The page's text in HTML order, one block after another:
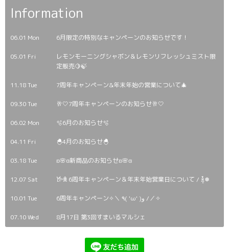
11.18 Tue 7周年キャンペーン&年末年始の営業について🎄
🐣4月のお知らせ🐣
03.18 Tue ʚ🌸ɞ新商品のお知らせʚ🌸ɞ
12.07 Sat 𐂂𖠰 6周年キャンペーン＆年末年始営業日について / ꊛ໋̝❅
10.01 Tue
07.10 Wed 8月17日 第3回すまいるマルシェ
©2026エステ＆ネイルサロン マルーム（Ma Room）. All Rights Reserved.